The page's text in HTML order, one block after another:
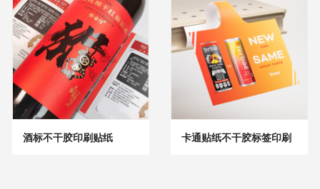
酒标不干胶印刷贴纸 卡通贴纸不干胶标签印刷